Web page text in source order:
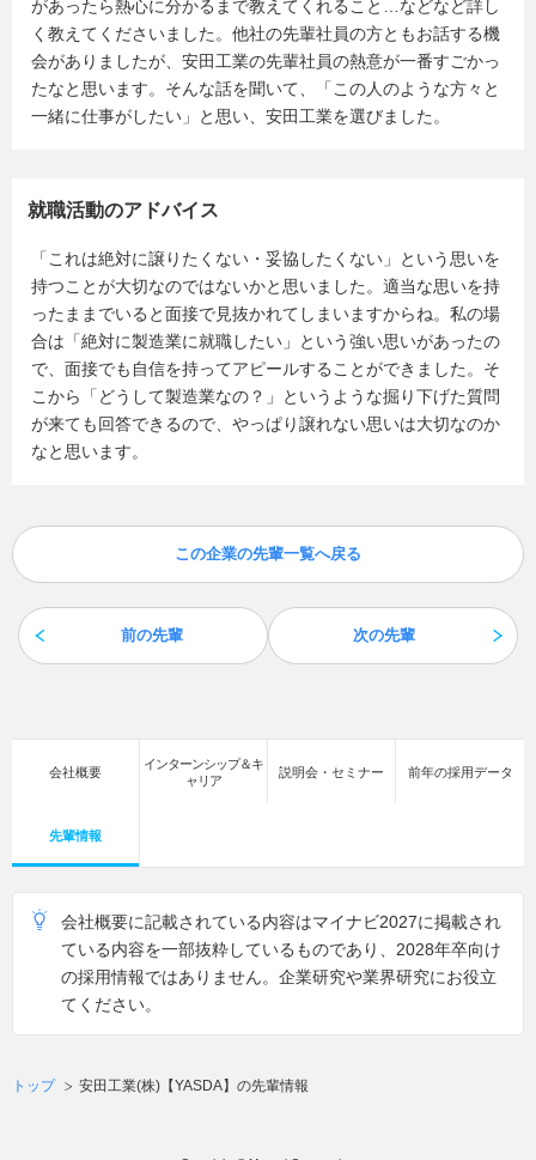
があったら熱心に分かるまで教えてくれること…などなど詳し
く教えてくださいました。他社の先輩社員の方ともお話する機
会がありましたが、安田工業の先輩社員の熱意が一番すごかっ
たなと思います。そんな話を聞いて、「この人のような方々と
一緒に仕事がしたい」と思い、安田工業を選びました。
就職活動のアドバイス
「これは絶対に譲りたくない・妥協したくない」という思いを
持つことが大切なのではないかと思いました。適当な思いを持
ったままでいると面接で見抜かれてしまいますからね。私の場
合は「絶対に製造業に就職したい」という強い思いがあったの
で、面接でも自信を持ってアピールすることができました。そ
こから「どうして製造業なの？」というような掘り下げた質問
が来ても回答できるので、やっぱり譲れない思いは大切なのか
なと思います。
前の先輩
この企業の先輩一覧へ戻る
次の先輩
会社概要
インターンシップ＆キ
ャリア
説明会・セミナー 前年の採用データ
先輩情報
会社概要に記載されている内容はマイナビ2027に掲載され
ている内容を一部抜粋しているものであり、2028年卒向け
の採用情報ではありません。企業研究や業界研究にお役立
てください。
トップ 安田工業(株)【YASDA】の先輩情報